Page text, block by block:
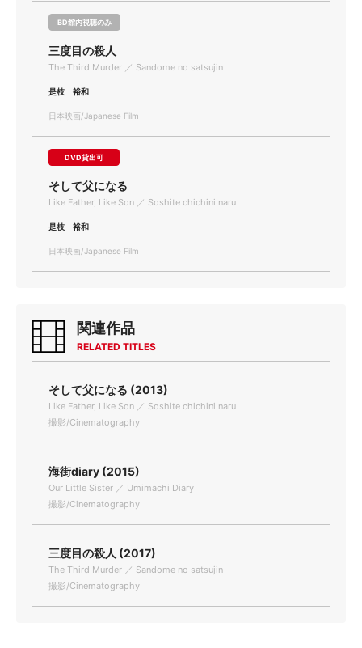
BD館内視聴のみ
三度目の殺人
The Third Murder ／ Sandome no satsujin
是枝 裕和
日本映画/Japanese Film
DVD貸出可
そして父になる
Like Father, Like Son ／ Soshite chichini naru
是枝 裕和
日本映画/Japanese Film
関連作品
RELATED TITLES
そして父になる (2013)
Like Father, Like Son ／ Soshite chichini naru
撮影/Cinematography
海街diary (2015)
Our Little Sister ／ Umimachi Diary
撮影/Cinematography
三度目の殺人 (2017)
The Third Murder ／ Sandome no satsujin
撮影/Cinematography